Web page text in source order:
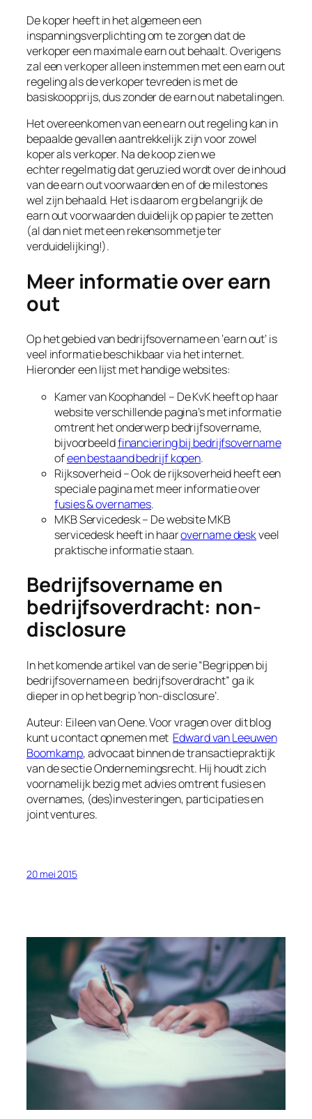
De koper heeft in het algemeen een
inspanningsverplichting om te zorgen dat de
verkoper een maximale earn out behaalt. Overigens
zal een verkoper alleen instemmen met een earn out
regeling als de verkoper tevreden is met de
basiskoopprijs, dus zonder de earn out nabetalingen.
Het overeenkomen van een earn out regeling kan in
bepaalde gevallen aantrekkelijk zijn voor zowel
koper als verkoper. Na de koop zien we
echter regelmatig dat geruzied wordt over de inhoud
van de earn out voorwaarden en of de milestones
wel zijn behaald. Het is daarom erg belangrijk de
earn out voorwaarden duidelijk op papier te zetten
(al dan niet met een rekensommetje ter
verduidelijking!).
Meer informatie over earn
out
Op het gebied van bedrijfsovername en ‘earn out’ is
veel informatie beschikbaar via het internet.
Hieronder een lijst met handige websites:
Kamer van Koophandel – De KvK heeft op haar
website verschillende pagina’s met informatie
omtrent het onderwerp bedrijfsovername,
bijvoorbeeldfinanciering bij bedrijfsovername
ofeen bestaand bedrijf kopen.
Rijksoverheid – Ook de rijksoverheid heeft een
speciale pagina met meer informatie over
fusies & overnames.
MKB Servicedesk – De website MKB
servicedesk heeft in haarovername deskveel
praktische informatie staan.
Bedrijfsovername en
bedrijfsoverdracht: non-
disclosure
In het komende artikel van de serie “Begrippen bij
bedrijfsovername en bedrijfsoverdracht” ga ik
dieper in op het begrip ‘non-disclosure’.
Auteur: Eileen van Oene. Voor vragen over dit blog
kunt u contact opnemen met Edward van Leeuwen
Boomkamp, advocaat binnen de transactiepraktijk
van de sectie Ondernemingsrecht. Hij houdt zich
voornamelijk bezig met advies omtrent fusies en
overnames, (des)investeringen, participaties en
joint ventures.
20 mei 2015